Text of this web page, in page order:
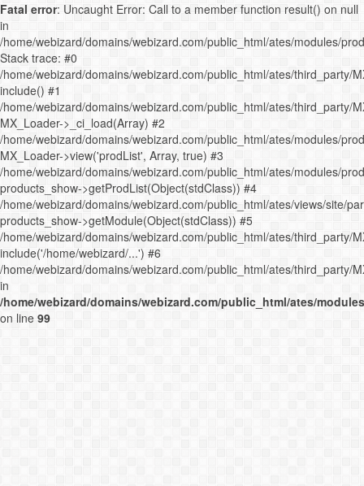
Fatal error: Uncaught Error: Call to a member function result() on null
in
/home/webizard/domains/webizard.com/public_html/ates/modules/
Stack trace: #0
/home/webizard/domains/webizard.com/public_html/ates/third_party/
include() #1
/home/webizard/domains/webizard.com/public_html/ates/third_party/
MX_Loader->_ci_load(Array) #2
/home/webizard/domains/webizard.com/public_html/ates/modules/
MX_Loader->view('prodList', Array, true) #3
/home/webizard/domains/webizard.com/public_html/ates/modules/
products_show->getProdList(Object(stdClass)) #4
/home/webizard/domains/webizard.com/public_html/ates/views/site/
products_show->getModule(Object(stdClass)) #5
/home/webizard/domains/webizard.com/public_html/ates/third_party/
include('/home/webizard/...') #6
/home/webizard/domains/webizard.com/public_html/ates/third_party/
in
/home/webizard/domains/webizard.com/public_html/ates/
on line 99